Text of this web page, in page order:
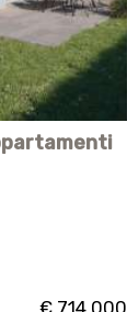
€ 714.000